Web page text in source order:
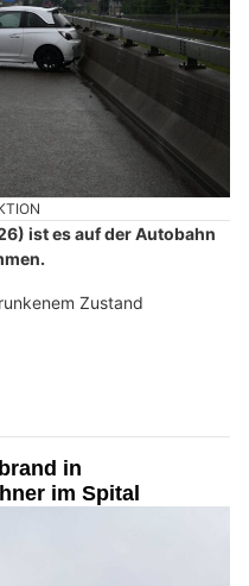
ist es auf der Autobahn
Zustand
in
im Spital